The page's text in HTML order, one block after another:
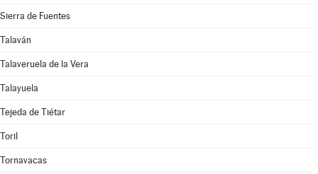
Sierra de Fuentes
Talaván
Talaveruela de la Vera
Talayuela
Tejeda de Tiétar
Toril
Tornavacas